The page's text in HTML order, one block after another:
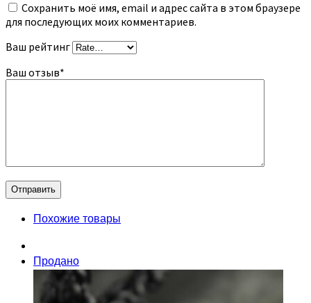
Сохранить моё имя, email и адрес сайта в этом браузере
для последующих моих комментариев.
Ваш рейтинг
Ваш отзыв*
Похожие товары
Продано